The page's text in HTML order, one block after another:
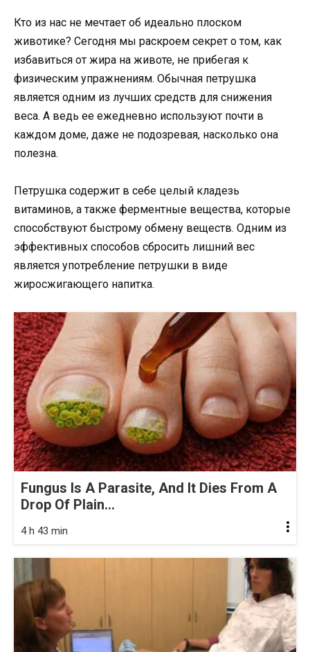
Кто из нас не мечтает об идеально плоском
животике? Сегодня мы раскроем секрет о том, как
избавиться от жира на животе, не прибегая к
физическим упражнениям. Обычная петрушка
является одним из лучших средств для снижения
веса. А ведь ее ежедневно используют почти в
каждом доме, даже не подозревая, насколько она
полезна.
Петрушка содержит в себе целый кладезь
витаминов, а также ферментные вещества, которые
способствуют быстрому обмену веществ. Одним из
эффективных способов сбросить лишний вес
является употребление петрушки в виде
жиросжигающего напитка.
Fungus Is A Parasite, And It Dies From A
Drop Of Plain...
4 h 43 min